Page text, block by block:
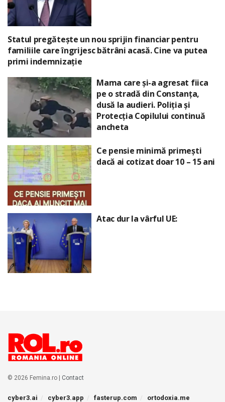
Statul pregătește un nou sprijin financiar pentru
familiile care îngrijesc bătrâni acasă. Cine va putea
primi indemnizație
Mama care și-a agresat fiica
pe o stradă din Constanța,
dusă la audieri. Poliția și
Protecția Copilului continuă
ancheta
Ce pensie minimă primești
dacă ai cotizat doar 10 – 15 ani
Atac dur la vârful UE:
© 2026 Femina.ro | Contact
cyber3.ai cyber3.app fasterup.com ortodoxia.me